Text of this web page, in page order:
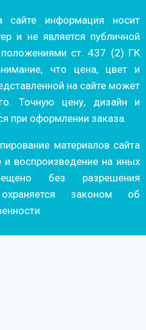
сайте информация носит
и не является публичной
ст. 437 (2) ГК
что цена, цвет и
на сайте может
Точную цену, дизайн и
при оформлении заказа.
материалов сайта
воспроизведение на иных
без разрешения
законом об